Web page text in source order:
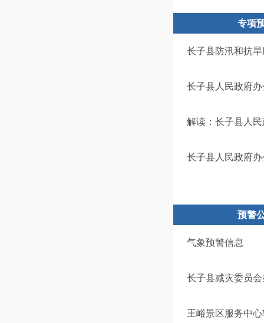
专项
长子县防汛和抗
长子县人民政府
解读：长子县人
长子县人民政府
预警
气象预警信息
长子县减灾委员
王峪景区服务中